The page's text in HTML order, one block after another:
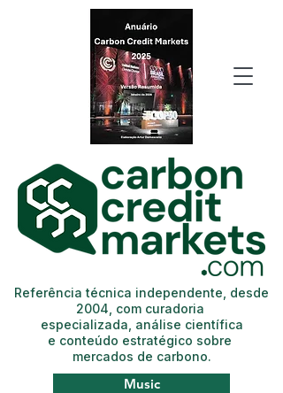
Music
Referência técnica independente, desde
2004, com curadoria
especializada, análise científica
e conteúdo estratégico sobre
mercados de carbono.